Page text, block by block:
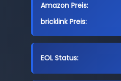
Amazon Preis:
bricklink Preis:
EOL Status: